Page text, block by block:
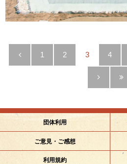
1 2 3 4
団体利用
ご意見・ご感想
利用規約